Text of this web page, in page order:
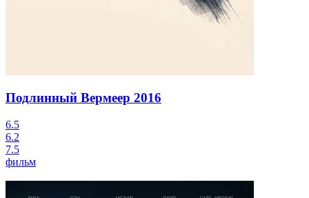
Подлинный Вермеер 2016
6.5
6.2
7.5
фильм